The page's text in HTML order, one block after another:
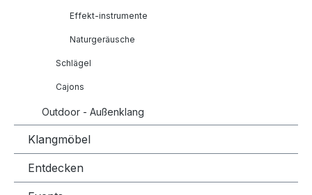
Effekt-instrumente
Naturgeräusche
Schlägel
Cajons
Outdoor - Außenklang
Klangmöbel
Entdecken